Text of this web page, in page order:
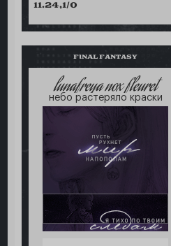
11.24,1/0
FINAL FANTASY
lunafreya nox fleuret
небо растеряло краски